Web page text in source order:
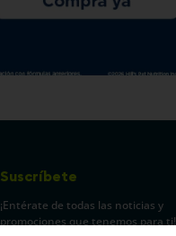
Suscríbete
¡Entérate de todas las noticias y
promociones que tenemos para ti!